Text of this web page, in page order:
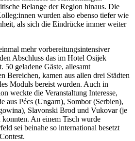
Belange der Region hinaus. Die
wurden also ebenso tiefer wie
als sich die Eindrücke immer weiter
mehr vorbereitungsintensiver
Abschluss das im Hotel Osijek
50 geladene Gäste, allesamt
Bereichen, kamen aus allen drei Städten
Moduls bereist wurden. Auch in
weckte die Veranstaltung Interesse,
aus Pécs (Ungarn), Sombor (Serbien),
Slavonski Brod und Vukovar (je
An einem Tisch wurde
sei beinahe so international besetzt